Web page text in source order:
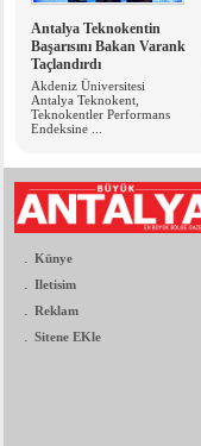
Antalya Teknokentin
Başarısını Bakan Varank
Taçlandırdı
Akdeniz Üniversitesi
Antalya Teknokent,
Teknokentler Performans
Endeksine ...
. Künye
. Iletisim
. Reklam
. Sitene EKle